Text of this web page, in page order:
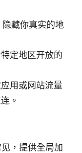
藏你真实的地
定地区开放的
用或网站流量
。
，提供全局加